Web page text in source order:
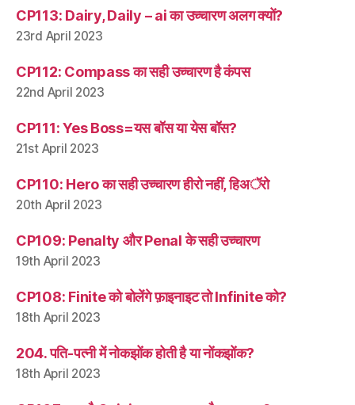
CP113: Dairy, Daily – ai का उच्चारण अलग क्यों?
23rd April 2023
CP112: Compass का सही उच्चारण है कंपस
22nd April 2023
CP111: Yes Boss=यस बॉस या येस बॉस?
21st April 2023
CP110: Hero का सही उच्चारण हीरो नहीं, हिअॅरो
20th April 2023
CP109: Penalty और Penal के सही उच्चारण
19th April 2023
CP108: Finite को बोलेंगे फ़ाइनाइट तो Infinite को?
18th April 2023
204. पति-पत्नी में नोकझोंक होती है या नोंकझोंक?
18th April 2023